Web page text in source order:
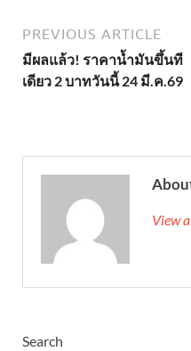
PREVIOUS ARTICLE
มีผลแล้ว! ราคาน้ำมันขึ้นที
เดียว 2 บาทวันนี้ 24 มี.ค.69
View
Search